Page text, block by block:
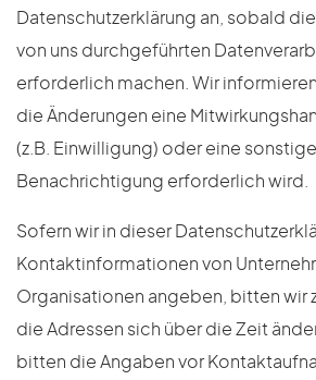
Datenschutzerklärung an, sobald
von uns durchgeführten
erforderlich machen. Wir
die Änderungen eine
(z.B. Einwilligung) oder eine
Benachrichtigung erforderlich wird.
Sofern wir in dieser
Kontaktinformationen von
Organisationen angeben, bitten wir
die Adressen sich über die Zeit
bitten die Angaben vor